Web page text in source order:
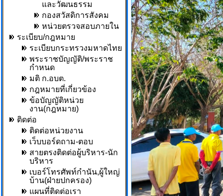
และวัฒนธรรม
กองสวัสดิการสังคม
หน่วยตรวจสอบภายใน
ระเบียบ/กฎหมาย
ระเบียบกระทรวงมหาดไทย
พระราชบัญญัติ/พระราช
กำหนด
มติ ก.อบต.
กฎหมายที่เกี่ยวข้อง
ข้อบัญญัติหน่วย
งาน(กฎหมาย)
ติดต่อ
ติดต่อหน่วยงาน
เว็บบอร์ดถาม-ตอบ
สายตรงติดต่อผู้บริหาร-นัก
บริหาร
เบอร์โทรศัพท์กำนัน,ผู้ใหญ่
บ้าน(ฝ่ายปกครอง)
แผนที่ติดต่อเรา